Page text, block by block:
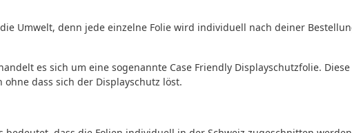
Umwelt, denn jede einzelne Folie wird individuell nach deiner
es sich um eine sogenannte Case Friendly Displayschutzfolie.
dass sich der Displayschutz löst.